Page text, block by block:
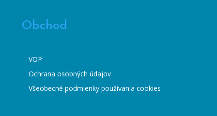
Obchod
VOP
Ochrana osobných údajov
Všeobecné podmienky používania cookies